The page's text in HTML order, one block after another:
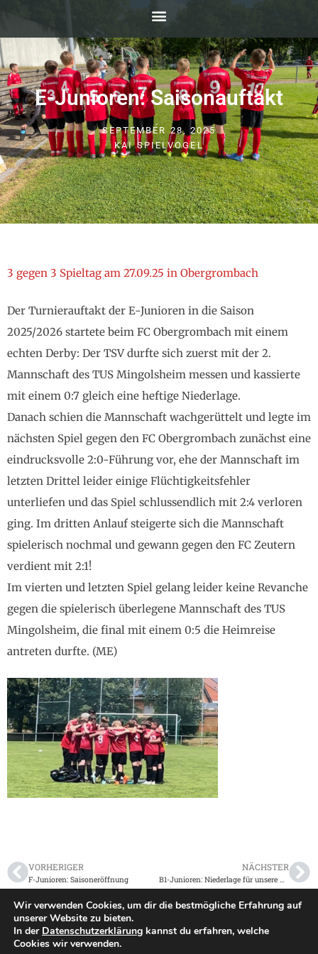
E-Junioren: Saisonauftakt
SEPTEMBER 28, 2025
KAI SPIELVOGEL
3 gegen 3 Spieltag am 27.09.25 in Obergrombach
Der Turnierauftakt der E-Junioren in die Saison
2025/2026 startete beim FC Obergrombach mit einem
echten Derby: Der TSV durfte sich zuerst mit der 2.
Mannschaft des TUS Mingolsheim messen und kassierte
mit einem 0:7 gleich eine heftige Niederlage.
Danach schien die Mannschaft wachgerüttelt und legte im
nächsten Spiel gegen den FC Obergrombach zunächst eine
eindrucksvolle 2:0-Führung vor, ehe der Mannschaft im
letzten Drittel leider einige Flüchtigkeitsfehler
unterliefen und das Spiel schlussendlich mit 2:4 verloren
ging. Im dritten Anlauf steigerte sich die Mannschaft
spielerisch nochmal und gewann gegen den FC Zeutern
verdient mit 2:1!
Im vierten und letzten Spiel gelang leider keine Revanche
gegen die spielerisch überlegene Mannschaft des TUS
Mingolsheim, die final mit einem 0:5 die Heimreise
antreten durfte. (ME)
VORHERIGER
F-Junioren: Saisoneröffnung
NÄCHSTER
B1-Junioren: Niederlage für unsere U17
Impressum
Wir verwenden Cookies, um dir die bestmögliche Erfahrung auf
unserer Website zu bieten.
In der Datenschutzerklärung kannst du erfahren, welche
Cookies wir verwenden.